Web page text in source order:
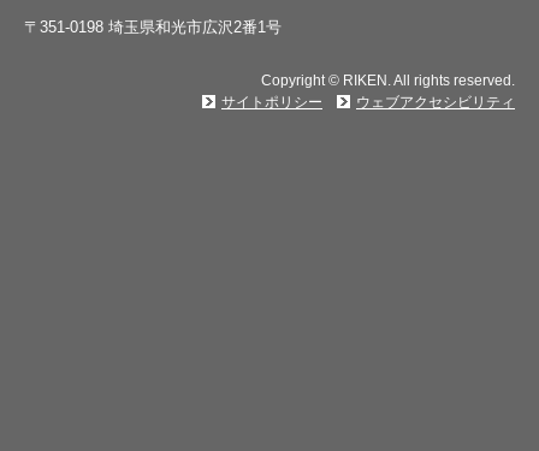
〒351-0198 埼玉県和光市広沢2番1号
Copyright © RIKEN. All rights reserved.
サイトポリシー
ウェブアクセシビリティ